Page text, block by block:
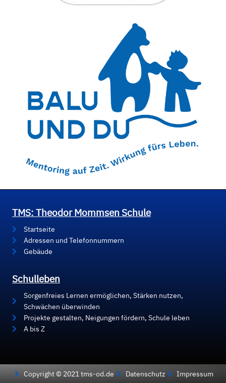
TMS: Theodor Mommsen Schule
Startseite
Adressen und Telefonnummern
Gebäude
Schulleben
Sorgenfreies Lernen ermöglichen, Stärken nutzen,
Schwächen überwinden
Projekte gestalten, Neigungen fördern, Schule leben
A bis Z
Copyright © 2021 tms-od.de Datenschutz Impressum